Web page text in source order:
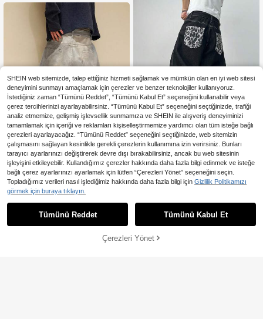
En Çok Satanlar justice brother
1 adet Justice Brother Kore Sokak
antolon (Kemer ve Aksesuarlar Dahi
l Değildir)
1.847,65TL
En Çok Satanlar
Justice Brother 1 Adet Amerikan So
kak Giyim Markası Kişiselleştirilmiş
Tasarım Yama Leopar Desenli Erkek
r İçin Uygun, Geniş Paça, Bol, Mod
r/Aksesuarlar Dahil Değildir)
1.999,65TL
SEPETE EKLE
SHEIN web sitemizde, talep ettiğiniz hizmeti sağlamak ve mümkün olan en iyi web sitesi
deneyimini sunmayı amaçlamak için çerezler ve benzer teknolojiler kullanıyoruz.
İstediğiniz zaman “Tümünü Reddet”, “Tümünü Kabul Et” seçeneğini kullanabilir veya
çerez tercihlerinizi ayarlayabilirsiniz. “Tümünü Kabul Et” seçeneğini seçtiğinizde, trafiği
analiz etmemize, gelişmiş işlevsellik sunmamıza ve SHEIN ile alışveriş deneyiminizi
tamamlamak için içeriği ve reklamları kişiselleştirmemize yardımcı olan tüm isteğe bağlı
çerezleri ayarlayacağız. “Tümünü Reddet” seçeneğini seçtiğinizde, web sitemizin
çalışmasını sağlayan kesinlikle gerekli çerezlerin kullanımına izin verirsiniz. Bunları
tarayıcı ayarlarınızı değiştirerek devre dışı bırakabilirsiniz, ancak bu web sitesinin
işleyişini etkileyebilir. Kullandığımız çerezler hakkında daha fazla bilgi edinmek ve isteğe
bağlı çerez ayarlarınızı ayarlamak için lütfen “Çerezleri Yönet” seçeneğini seçin.
Topladığımız verileri nasıl işlediğimiz hakkında daha fazla bilgi için Gizlilik Politikamızı
görmek için buraya tıklayın.
Tümünü Reddet Tümünü Kabul Et
Çerezleri Yönet